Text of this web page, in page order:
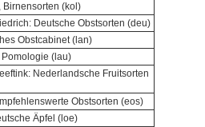
Birnensorten (kol)
Deutsche Obstsorten (deu)
Obstcabinet (lan)
(lau)
Nederlandsche Fruitsorten
Obstsorten (eos)
Äpfel (loe)